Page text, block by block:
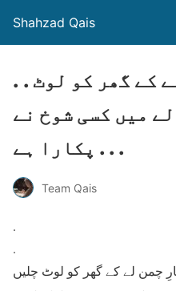
Shahzad Qais
. . چلو بہارِ چمن لے کے گھر کو لوٹ
میں کسی شوخ نے
پکارا ہے . . .
Team Qais
.
.
چمن لے کے گھر کو لوٹ چلیں